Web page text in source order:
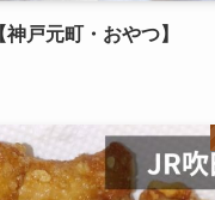
戸元町・おやつ】